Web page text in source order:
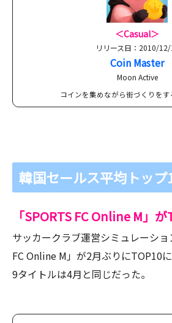
＜Casual＞
リリース日：2010/12/
Coin Master
Moon Active
コインを集めながら街づくりを
韓国セールス平均トップ
「SPORTS FC Online M」
サッカークラブ運営シミュレーシ
FC Online M」が2月ぶりにTOP10
9タイトルは4月と同じだった。